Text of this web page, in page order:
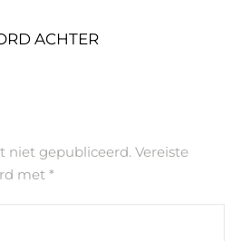
ACHTER
niet gepubliceerd. Vereiste
met *